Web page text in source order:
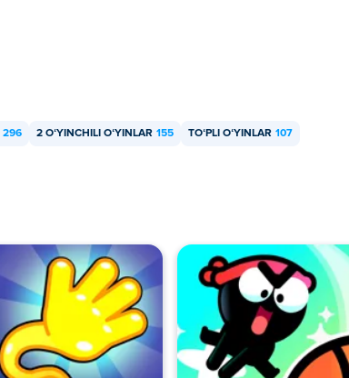
296 2 OʻYINCHILI OʻYINLAR 155 TOʻPLI OʻYINLAR 107